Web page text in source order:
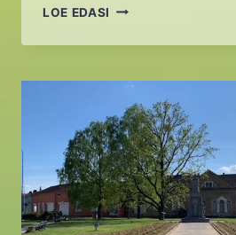
LOE EDASI TEHTUD
UUS